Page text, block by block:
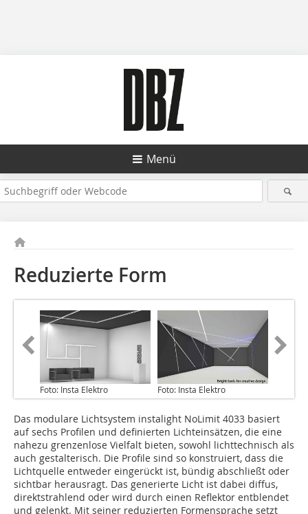
Menü
Reduzierte Form
Foto: Insta Elektro Foto: Insta Elektro
Das modulare Lichtsystem instalight NoLimit 4033 basiert
auf sechs Profilen und definierten Lichteinsätzen, die eine
nahezu grenzenlose Vielfalt bieten, sowohl lichttechnisch als
auch gestalterisch. Die Profile sind so konstruiert, dass die
Lichtquelle entweder eingerückt ist, bündig abschließt oder
sichtbar herausragt. Das generierte Licht ist dabei diffus,
direktstrahlend oder wird durch einen Reflektor entblendet
und gelenkt. Mit seiner reduzierten Formensprache setzt